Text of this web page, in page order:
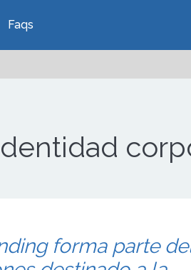
Faqs
forma parte